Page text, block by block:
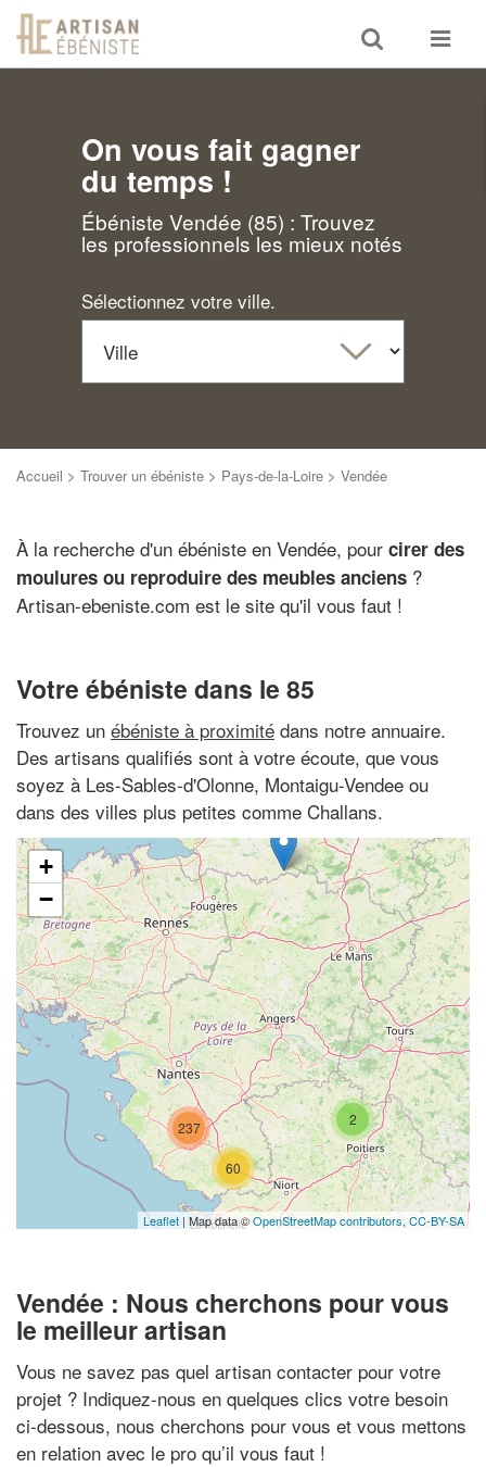
Toggle
search
Toggle
On vous fait gagner
du temps !
Ébéniste Vendée (85) : Trouvez
les professionnels les mieux notés
Sélectionnez votre ville.
Accueil > Trouver un ébéniste > Pays-de-la-Loire > Vendée
À la recherche d'un ébéniste en Vendée, pour cirer des
moulures ou reproduire des meubles anciens ?
Artisan-ebeniste.com est le site qu'il vous faut !
Votre ébéniste dans le 85
Trouvez un ébéniste à proximité dans notre annuaire.
Des artisans qualifiés sont à votre écoute, que vous
soyez à Les-Sables-d'Olonne, Montaigu-Vendee ou
dans des villes plus petites comme Challans.
2
60
237
+
−
Leaflet | Map data ©OpenStreetMap contributors, CC-BY-SA
Vendée : Nous cherchons pour vous
le meilleur artisan
Vous ne savez pas quel artisan contacter pour votre
projet ? Indiquez-nous en quelques clics votre besoin
ci-dessous, nous cherchons pour vous et vous mettons
en relation avec le pro qu’il vous faut !